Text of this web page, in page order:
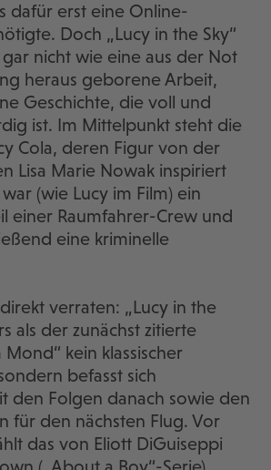
dafür erst eine Online-
Doch „Lucy in the Sky“
nicht wie eine aus der Not
heraus geborene Arbeit,
Geschichte, die voll und
ist. Im Mittelpunkt steht die
Cola, deren Figur von der
Lisa Marie Nowak inspiriert
(wie Lucy im Film) ein
einer Raumfahrer-Crew und
eine kriminelle
verraten: „Lucy in the
als der zunächst zitierte
kein klassischer
befasst sich
den Folgen danach sowie den
für den nächsten Flug. Vor
das von Eliott DiGuiseppi